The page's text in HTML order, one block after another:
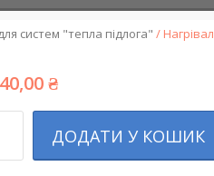
систем "тепла підлога" /
₴
ДОДАТИ У КОШИК